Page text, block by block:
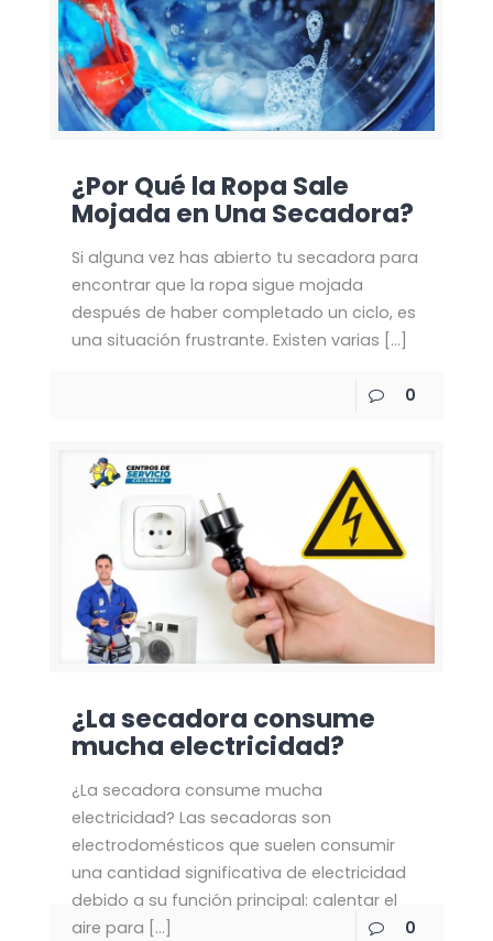
¿Por Qué la Ropa Sale
Mojada en Una Secadora?
Si alguna vez has abierto tu secadora para
encontrar que la ropa sigue mojada
después de haber completado un ciclo, es
una situación frustrante. Existen varias […]
0
¿La secadora consume
mucha electricidad?
¿La secadora consume mucha
electricidad? Las secadoras son
electrodomésticos que suelen consumir
una cantidad significativa de electricidad
debido a su función principal: calentar el
aire para […] 0